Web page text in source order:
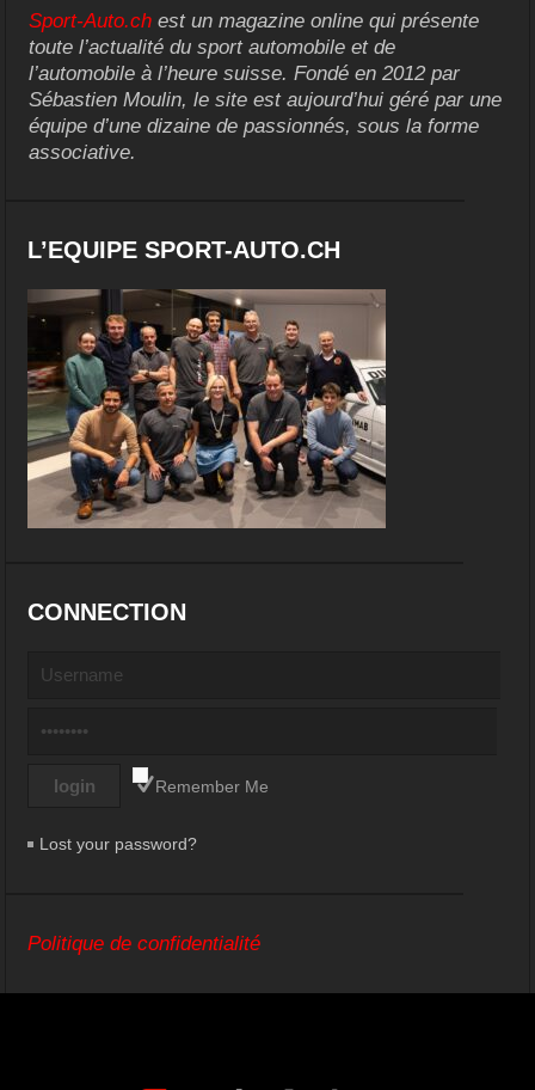
Sport-Auto.ch est un magazine online qui présente
toute l’actualité du sport automobile et de
l’automobile à l’heure suisse. Fondé en 2012 par
Sébastien Moulin, le site est aujourd’hui géré par une
équipe d’une dizaine de passionnés, sous la forme
associative.
L’EQUIPE SPORT-AUTO.CH
CONNECTION
Remember Me
Lost your password?
Politique de confidentialité